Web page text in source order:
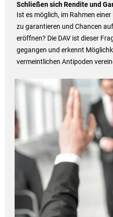
Schließen sich Rendite und
Ist es möglich, im Rahmen
zu garantieren und Chancen
eröffnen? Die DAV ist dieser
gegangen und erkennt
vermeintlichen Antipoden